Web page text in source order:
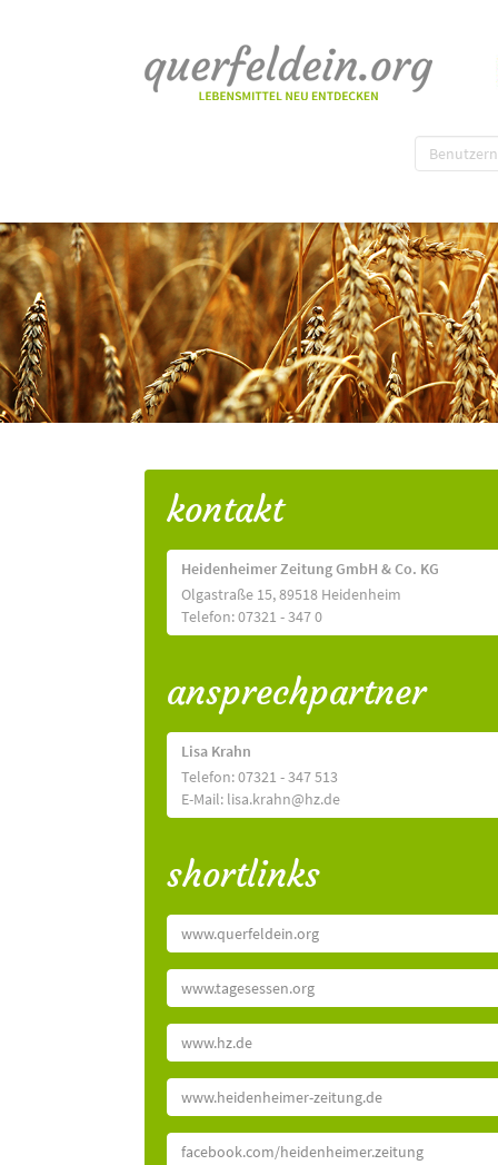
kontakt
Heidenheimer Zeitung GmbH & Co. KG
Olgastraße 15, 89518 Heidenheim
Telefon: 07321 - 347 0
ansprechpartner
Lisa Krahn
Telefon: 07321 - 347 513
E-Mail: lisa.krahn@hz.de
shortlinks
www.querfeldein.org
www.tagesessen.org
www.hz.de
www.heidenheimer-zeitung.de
facebook.com/heidenheimer.zeitung